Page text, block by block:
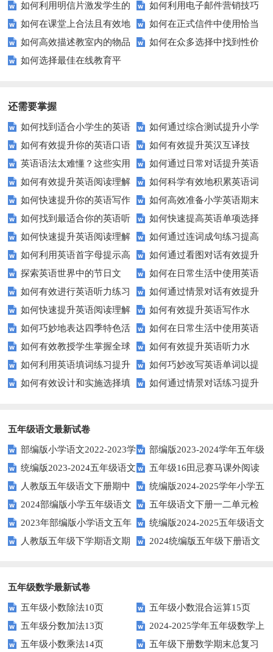
题得分？这里有你需要知道的一
切！
参与度？
如何利用明信片激发学生的
写作兴趣？——探索创意写作的
新方法
如何利用电子邮件营销技巧
提升您的销售业绩？
如何在课堂上合法且有效地
使用图片资源？
如何在正式信件中使用恰当
的开头和结尾用语？
如何高效描述教室内的物品
位置？
如何在众多选择中找到性价
如何选择最佳在线教育平
还需要掌握
如何找到适合小学生的英语
听力练习资源？
如何通过综合测试提升小学
生英语听说读写技能？
如何有效提升你的英语口语
表达能力？这5个技巧让你说一
口流利英语！
如何有效提升英汉互译技
巧？这些方法让你翻译更精准！
英语语法太难懂？这些实用
技巧让你轻松掌握！
如何通过日常对话提升英语
口语能力？试试这5个方法！
如何有效提升英语阅读理解
能力？这些技巧让你事半功倍！
如何科学有效地积累英语词
汇？
如何快速提升你的英语写作
技巧？这些建议助你一臂之力
如何高效准备小学英语期末
评估？这些技巧助你轻松过关！
如何找到最适合你的英语听
力测试？
如何快速提高英语单项选择
题的得分？
如何快速提升英语阅读理解
能力？这些技巧你必须知道！
如何通过连词成句练习提高
英语水平？
如何利用英语首字母提示高
效完成填空题？
如何通过看图对话有效提升
英语口语水平？
探索英语世界中的节日文
化：您知道这些传统吗？
如何在日常生活中使用英语
进行有效沟通？——实用英语口
语技巧
如何有效进行英语听力练习
以快速提升？
如何通过情景对话有效提升
英语口语水平？
如何快速提升英语阅读理解
能力？这些技巧你必须知道！
如何有效提升英语写作水
平？这里有五个实用建议！
如何巧妙地表达四季特色活
动？这些建议让您的活动更加丰
富多彩！
如何在日常生活中使用英语
进行有效问答？——实用技巧分
享
如何有效教授学生掌握全球
通用的日期表达？
如何有效提升英语听力水
平？这些测试技巧要知道！
如何利用英语填词练习提升
词汇量？这里有5个高效方法值
如何巧妙改写英语单词以提
升文章魅力？
如何有效设计和实施选择填
如何通过情景对话练习提升
五年级语文最新试卷
部编版小学语文2022-2023学
年上期五年级期末试题
部编版2023-2024学年五年级
语文下学期期末考前质量冲刺卷
统编版2023-2024五年级语文
下册期中阶段调研卷
五年级16田忌赛马课外阅读
练习题及答案
人教版五年级语文下册期中
试题及参考答案
统编版2024-2025学年小学五
年级语文上册期中试卷
2024部编版小学五年级语文
下学期期末测试卷
五年级语文下册一二单元检
测题
2023年部编版小学语文五年
级下册期末模拟题
统编版2024-2025五年级语文
第一学期期末测试卷
人教版五年级下学期语文期
2024统编版五年级下册语文
五年级数学最新试卷
五年级小数除法10页
五年级小数混合运算15页
五年级分数加法13页
2024-2025学年五年级数学上
册期末素养测评卷（考试版A4
五年级小数乘法14页
五年级下册数学期末总复习